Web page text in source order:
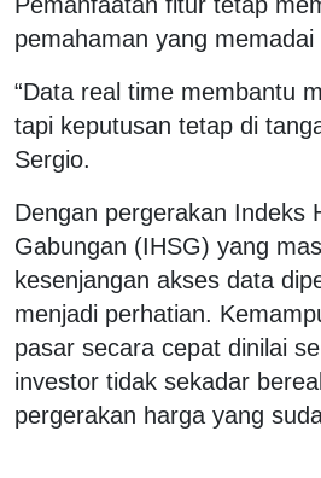
pemahaman yang memadai
“Data real time membantu
tapi keputusan tetap di
Sergio.
Dengan pergerakan Indeks
Gabungan (IHSG) yang
kesenjangan akses data
menjadi perhatian.
pasar secara cepat dinilai
investor tidak sekadar
pergerakan harga yang